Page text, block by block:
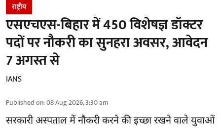
राष्ट्रीय
एसएचएस-बिहार में 450 विशेषज्ञ डॉक्टर
पदों पर नौकरी का सुनहरा अवसर, आवेदन
7 अगस्त से
IANS
Published on:08 Aug 2026, 3:30 am
सरकारी अस्पताल में नौकरी करने की इच्छा रखने वाले युवाओं